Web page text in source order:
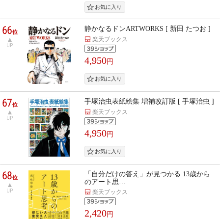
66位
UP
静かなるドンARTWORKS [ 新田 たつお ]
楽天ブックス
4,950円
67位
UP
手塚治虫表紙絵集 増補改訂版 [ 手塚治虫 ]
楽天ブックス
4,950円
68位
UP
「自分だけの答え」が見つかる 13歳から
のアート思…
楽天ブックス
2,420円